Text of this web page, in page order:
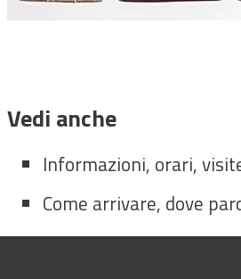
Vedi anche
Informazioni, orari,
Come arrivare, dove